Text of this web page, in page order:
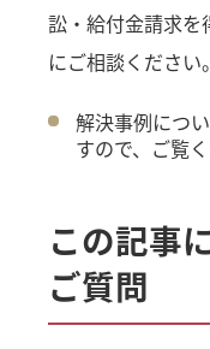
訟・給付金請求を
にご相談ください。
解決事例につ
すので、ご覧く
この記事
ご質問